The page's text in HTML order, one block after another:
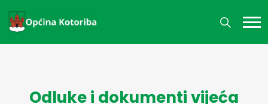
Odluke i dokumenti vijeća